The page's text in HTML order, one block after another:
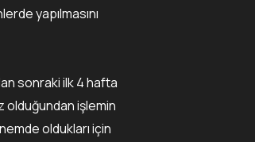
yapılmasını
sonraki ilk 4 hafta
olduğundan işlemin
oldukları için